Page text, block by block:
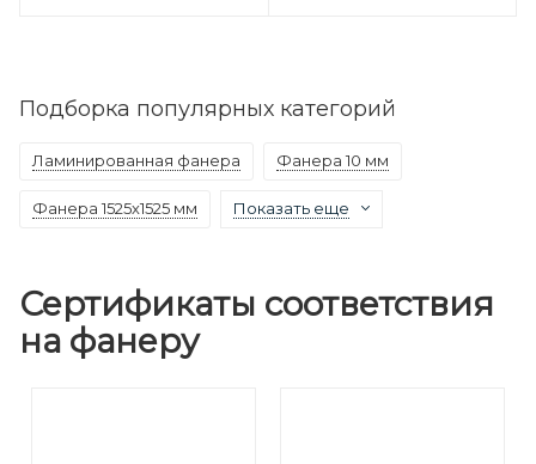
Подборка популярных категорий
Ламинированная фанера Фанера 10 мм
Фанера 1525х1525 мм Показать еще
Сертификаты соответствия
на фанеру